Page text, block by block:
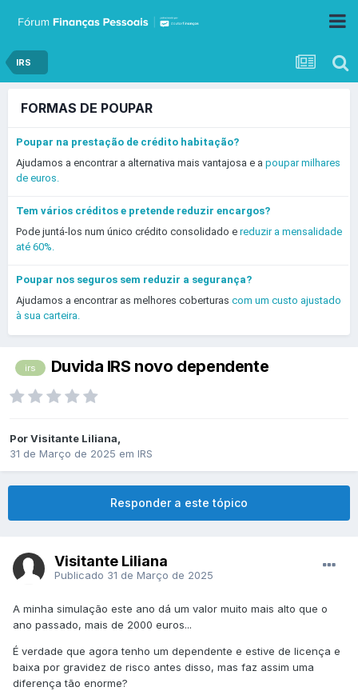
IRS
FORMAS DE POUPAR
Poupar na prestação de crédito habitação?
Ajudamos a encontrar a alternativa mais vantajosa e a poupar milhares
de euros.
Tem vários créditos e pretende reduzir encargos?
Pode juntá-los num único crédito consolidado e reduzir a mensalidade
até 60%.
Poupar nos seguros sem reduzir a segurança?
Ajudamos a encontrar as melhores coberturas com um custo ajustado
à sua carteira.
irs Duvida IRS novo dependente
PorVisitante Liliana,
31 de Março de 2025 em IRS
Responder a este tópico
Visitante Liliana
Publicado 31 de Março de 2025
A minha simulação este ano dá um valor muito mais alto que o
ano passado, mais de 2000 euros...
É verdade que agora tenho um dependente e estive de licença e
baixa por gravidez de risco antes disso, mas faz assim uma
diferença tão enorme?